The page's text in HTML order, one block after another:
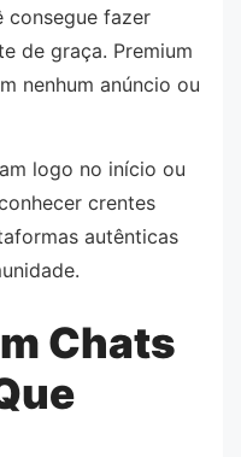
consegue fazer
de graça. Premium
nenhum anúncio ou
logo no início ou
crentes
autênticas
Chats